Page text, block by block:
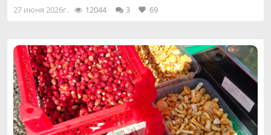
27 июня 2026г. 12044 3 69